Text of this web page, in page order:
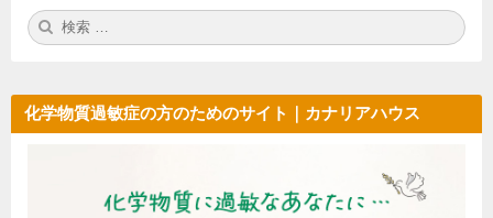
学
過
敏
会
軟
上
流
検
索:
化学物質過敏症の方のためのサイト｜カナリアハウス